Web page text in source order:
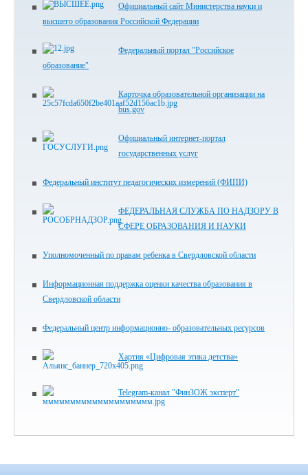
Официальный сайт Министерства науки и
высшего образования Российской Федерации
Федеральный портал "Российское
образование"
Карточка образовательной организации на
bus.gov
Официальный интернет-портал
государственных услуг
Федеральный институт педагогических измерений (ФИПИ)
ФЕДЕРАЛЬНАЯ СЛУЖБА ПО НАДЗОРУ В
СФЕРЕ ОБРАЗОВАНИЯ И НАУКИ
Уполномоченный по правам ребенка в Свердловской области
Информационная поддержка оценки качества образования в
Свердловской области
Федеральный центр информационно- образовательных ресурсов
Хартия «Цифровая этика детства»
Telegram-канал "ФинЗОЖ эксперт"